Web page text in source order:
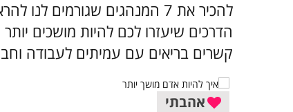
הדרכים שיעזרו לכם להיות מושכים
קשרים בריאים עם עמיתים לעבודה
אהבתי